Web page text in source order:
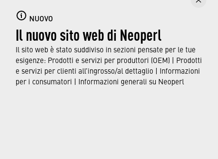
NUOVO
Il nuovo sito web di Neoperl
Il sito web è stato suddiviso in sezioni pensate per le tue
esigenze: Prodotti e servizi per produttori (OEM) | Prodotti
e servizi per clienti all’ingrosso/al dettaglio | Informazioni
per i consumatori | Informazioni generali su Neoperl
Le valvole FSG sono valvole di chiusura dotate di un
intuitivo sistema a pulsante destinate ai produttori di
raccordi da installare nelle loro applicazioni. La
valvola FSG 2S con controllo del volume a due stadi è
stata aggiunta alla gamma di prodotti per la fiera